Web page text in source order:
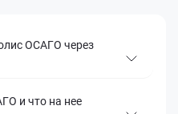
ОСАГО через
и что на нее